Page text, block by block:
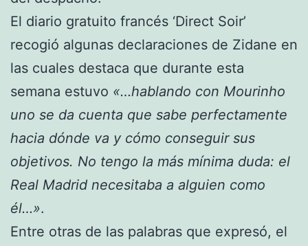
El diario gratuito francés ‘Direct Soir’
recogió algunas declaraciones de Zidane en
las cuales destaca que durante esta
semana estuvo «…hablando con Mourinho
uno se da cuenta que sabe perfectamente
hacia dónde va y cómo conseguir sus
objetivos. No tengo la más mínima duda: el
Real Madrid necesitaba a alguien como
él…».
Entre otras de las palabras que expresó, el